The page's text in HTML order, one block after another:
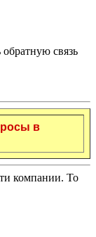
связь
в
компании. То